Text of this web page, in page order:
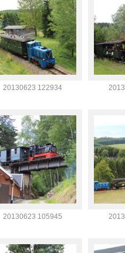
20130623 122934
20130623 105945